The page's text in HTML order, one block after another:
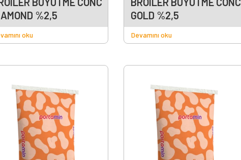
%2,5
oku
GOLD %2,5
Devamını oku